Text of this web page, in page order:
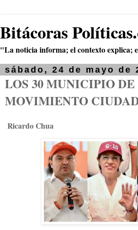
Bitácoras
"La noticia informa; el contexto explica;
sábado, 24 de mayo de
LOS 30 MUNICIPIO DE
MOVIMIENTO
Ricardo Chua